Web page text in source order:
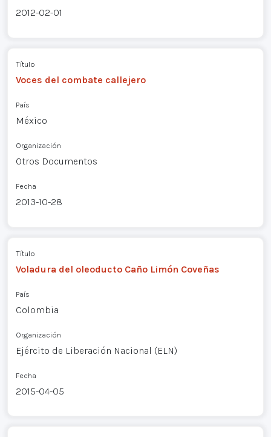
2012-02-01
Título
Voces del combate callejero
País
México
Organización
Otros Documentos
Fecha
2013-10-28
Título
Voladura del oleoducto Caño Limón Coveñas
País
Colombia
Organización
Ejército de Liberación Nacional (ELN)
Fecha
2015-04-05